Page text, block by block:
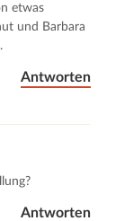
etwas
und Barbara
Antworten
Antworten